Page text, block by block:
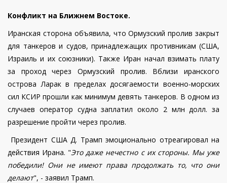
Конфликт на Ближнем Востоке.
Иранская сторона объявила, что Ормузский пролив закрыт
для танкеров и судов, принадлежащих противникам (США,
Израиль и их союзники). Также Иран начал взимать плату
за проход через Ормузский пролив. Вблизи иранского
острова Ларак в пределах досягаемости военно-морских
сил КСИР прошли как минимум девять танкеров. В одном из
случаев оператор судна заплатил около 2 млн долл. за
разрешение пройти через пролив.
Президент США Д. Трамп эмоционально отреагировал на
действия Ирана. "Это даже нечестно с их стороны. Мы уже
победили! Они не имеют права продолжать то, что они
делают", - заявил Трамп.